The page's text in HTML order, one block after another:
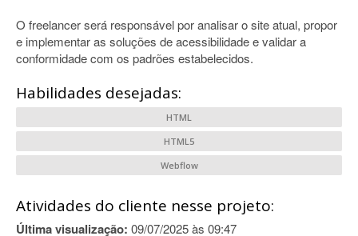
O freelancer será responsável por analisar o site atual, propor
e implementar as soluções de acessibilidade e validar a
conformidade com os padrões estabelecidos.
Habilidades desejadas:
HTML
HTML5
Webflow
Atividades do cliente nesse projeto:
Última visualização: 09/07/2025 às 09:47